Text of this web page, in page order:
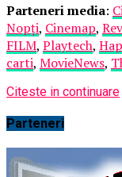
Parteneri media:
Nopți, Cinemap,
FILM, Playtech,
carti, MovieNews,
Citeste in continuare
Parteneri